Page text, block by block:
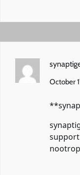
October
**